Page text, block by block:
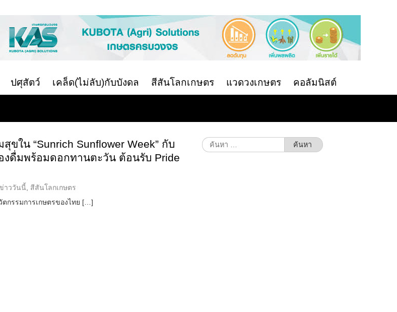
ปศุสัตว์ เคล็ด(ไม่ลับ)กับบังดล สีสันโลกเกษตร แวดวงเกษตร คอลัมนิสต์
ขใน “Sunrich Sunflower Week” กับ
งดื่มพร้อมดอกทานตะวัน ต้อนรับ Pride
าววันนี้
สีสันโลกเกษตร
กรรมการเกษตรของไทย […]
ค้นหา
สำหรับ: